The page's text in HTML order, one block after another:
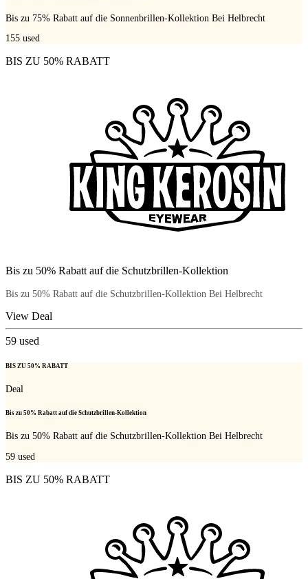
Bis zu 75% Rabatt auf die Sonnenbrillen-Kollektion Bei Helbrecht
155 used
BIS ZU 50% RABATT
Bis zu 50% Rabatt auf die Schutzbrillen-Kollektion
Bis zu 50% Rabatt auf die Schutzbrillen-Kollektion Bei Helbrecht
View Deal
59 used
BIS ZU 50% RABATT
Deal
Bis zu 50% Rabatt auf die Schutzbrillen-Kollektion
Bis zu 50% Rabatt auf die Schutzbrillen-Kollektion Bei Helbrecht
59 used
BIS ZU 50% RABATT